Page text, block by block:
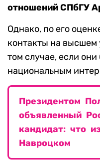
отношений СПбГУ
Однако, по его
контакты на высшем
том случае, если они
национальным
Президентом
объявленный
кандидат: что
Навроцком